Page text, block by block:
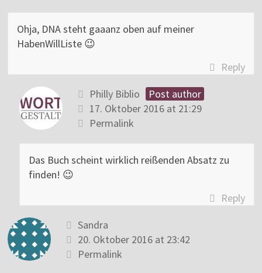
Ohja, DNA steht gaaanz oben auf meiner
HabenWillListe 😉
Reply
Philly Biblio
Post author
17. Oktober 2016 at 21:29
Permalink
Das Buch scheint wirklich reißenden Absatz zu
finden! 😉
Reply
Sandra
20. Oktober 2016 at 23:42
Permalink